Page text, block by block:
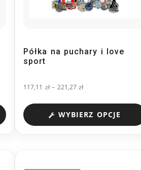
Półka na puchary i love
sport
117,11 zł – 221,27zł
WYBIERZ OPCJE